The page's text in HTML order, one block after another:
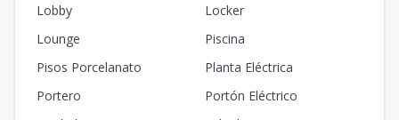
Lobby
Locker
Lounge
Piscina
Pisos Porcelanato
Planta Eléctrica
Portero
Portón Eléctrico